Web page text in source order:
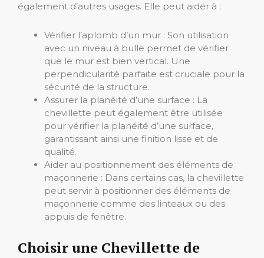
également d’autres usages. Elle peut aider à :
Vérifier l’aplomb d’un mur : Son utilisation
avec un niveau à bulle permet de vérifier
que le mur est bien vertical. Une
perpendicularité parfaite est cruciale pour la
sécurité de la structure.
Assurer la planéité d’une surface : La
chevillette peut également être utilisée
pour vérifier la planéité d’une surface,
garantissant ainsi une finition lisse et de
qualité.
Aider au positionnement des éléments de
maçonnerie : Dans certains cas, la chevillette
peut servir à positionner des éléments de
maçonnerie comme des linteaux ou des
appuis de fenêtre.
Choisir une Chevillette de